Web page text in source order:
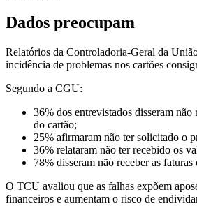
Dados preocupam
Relatórios da Controladoria-Geral da
incidência de problemas nos cartões
Segundo a CGU:
36% dos entrevistados disseram não
do cartão;
25% afirmaram não ter solicitado o
36% relataram não ter recebido os
78% disseram não receber as faturas
O TCU avaliou que as falhas expõem
financeiros e aumentam o risco de